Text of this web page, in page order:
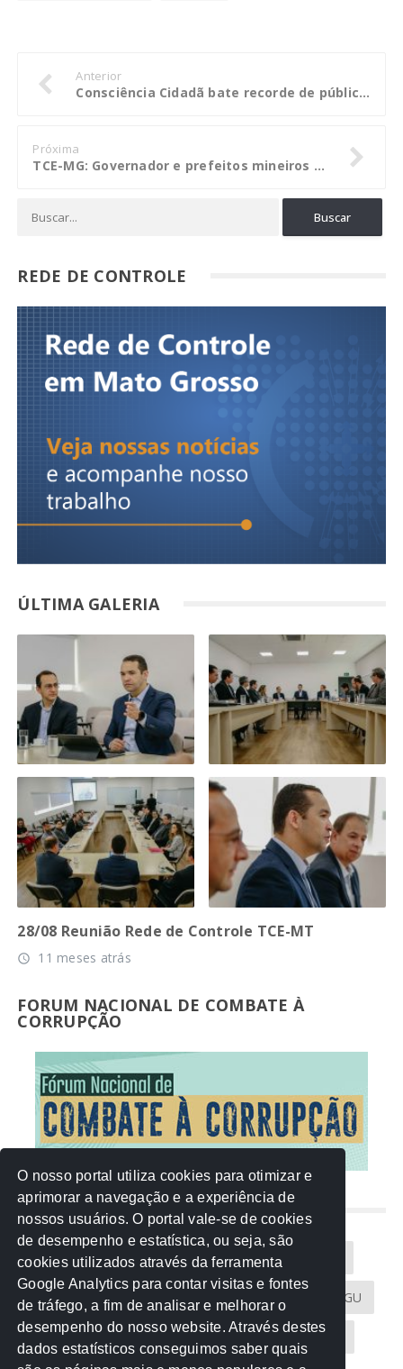
Anterior
Consciência Cidadã bate recorde de público em Alta Floreta
Próxima
TCE-MG: Governador e prefeitos mineiros devem garantir recursos para desenvolvimento da educação
REDE DE CONTROLE
ÚLTIMA GALERIA
28/08 Reunião Rede de Controle TCE-MT
access_time 11 meses atrás
FORUM NACIONAL DE COMBATE À
CORRUPÇÃO
NUVEM DE TAGS
Acontece na Rede AGU AMM
Atricon Audicom CAU-MT CGU
CREA-MT Eventos MPC-MT MPE-MT
O nosso portal utiliza cookies para otimizar e
aprimorar a navegação e a experiência de
nossos usuários. O portal vale-se de cookies
de desempenho e estatística, ou seja, são
cookies utilizados através da ferramenta
Google Analytics para contar visitas e fontes
de tráfego, a fim de analisar e melhorar o
desempenho do nosso website. Através destes
dados estatísticos conseguimos saber quais